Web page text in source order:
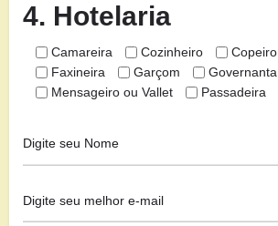
4. Hotelaria
Camareira Cozinheiro Copeiro
Faxineira
Garçom Governanta
Mensageiro ou Vallet
Passadeira